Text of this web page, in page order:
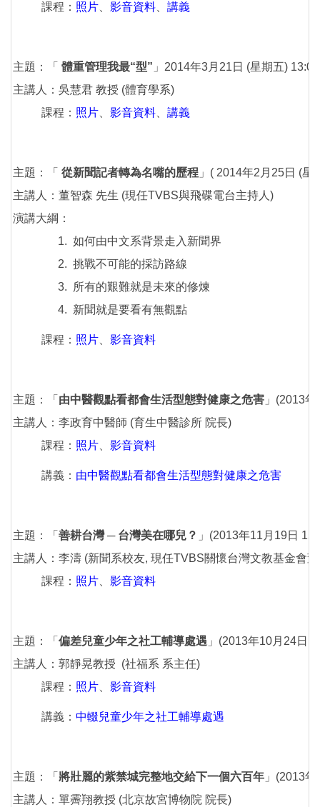
課程： 照片 影音資料 講義
主題：「 體重管理我最“型” 」2014年3月21日 (星期五)
​​​​主講人：吳慧君 教授 (體育學系)
課程： 照片 影音資料 講義
主題：「 從新聞記者轉為名嘴的歷程 」( 2014年2月25日 (星
主講人：董智森 先生 (現任TVBS與飛碟電台主持人)
演講大綱：
如何由中文系背景走入新聞界
挑戰不可能的採訪路線
所有的艱難就是未來的修煉
新聞就是要看有無觀點
課程： 照片 影音資料
主題：「 由中醫觀點看都會生活型態對健康之危害 」(2013
主講人：李政育中醫師 (育生中醫診所 院長)
課程： 照片 影音資料
講義： 由中醫觀點看都會生活型態對健康之危害
主題：「 善耕台灣 ─ 台灣美在哪兒？ 」(2013年11月19日
主講人：李濤 (新聞系校友, 現任TVBS關懷台灣文教基金會
課程： 照片 影音資料
主題：「 偏差兒童少年之社工輔導處遇 」(2013年10月24日
主講人：郭靜晃教授 (社福系 系主任)
課程： 照片 影音資料
講義： 中輟兒童少年之社工輔導處遇
主題：「 將壯麗的紫禁城完整地交給下一個六百年 」(2013
主講人：單霽翔教授 (北京故宮博物院 院長)